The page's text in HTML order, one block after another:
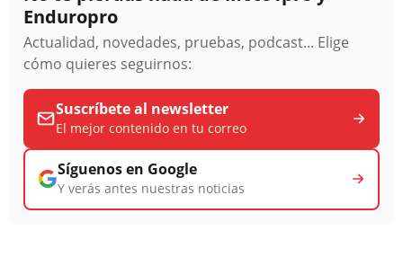
Enduropro
Actualidad, novedades, pruebas, podcast... Elige
cómo quieres seguirnos:
Suscríbete al newsletter
El mejor contenido en tu correo
Síguenos en Google
Y verás antes nuestras noticias